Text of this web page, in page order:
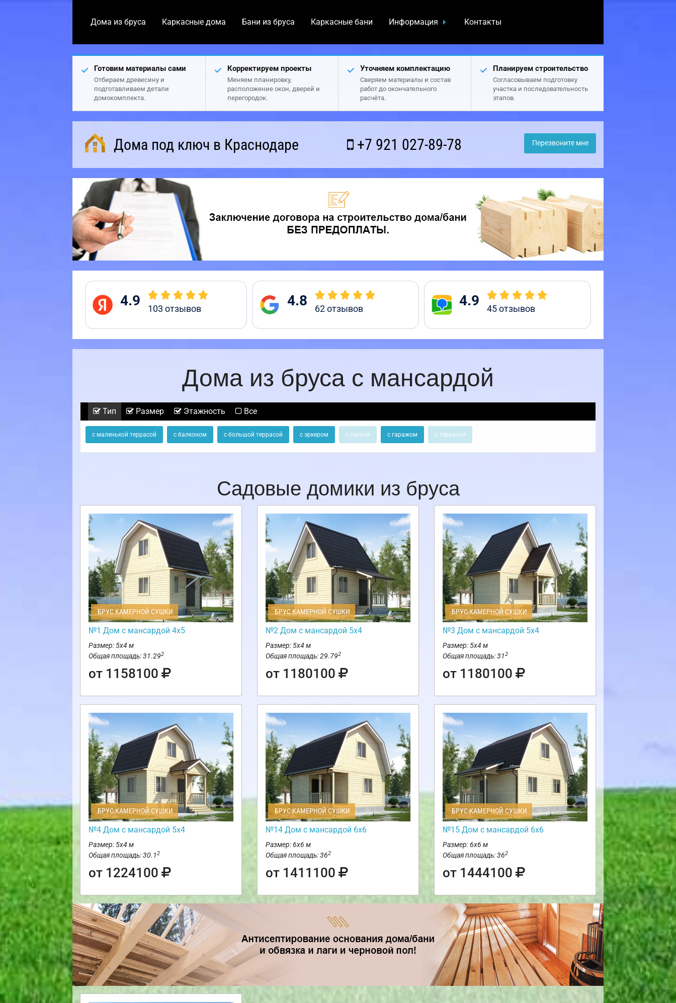
Дома из бруса Каркасные дома Бани из бруса Каркасные бани Информация Контакты
Готовим материалы сами
Отбираем древесину и
подготавливаем детали
домокомплекта.
Корректируем проекты
Меняем планировку,
расположение окон, дверей и
перегородок.
Уточняем комплектацию
Сверяем материалы и состав
работ до окончательного
расчёта.
Планируем строительство
Согласовываем подготовку
участка и последовательность
этапов.
Дома под ключ в Краснодаре +7 921 027-89-78 Перезвоните мне
4.9 103 отзывов 4.8 62отзывов 4.9 45отзывов
Дома из бруса с мансардой
Тип Размер Этажность Все
с маленькой террасой с балконом с большой террасой с эркером с сауной с гаражом с террасой
Садовые домики из бруса
БРУС КАМЕРНОЙ СУШКИ
№1 Дом с мансардой 4х5
Размер: 5х4 м
Общая площадь: 31.292
от 1158100
БРУС КАМЕРНОЙ СУШКИ
№2 Дом с мансардой 5х4
Размер: 5х4 м
Общая площадь: 29.792
от 1180100
БРУС КАМЕРНОЙ СУШКИ
№3 Дом с мансардой 5х4
Размер: 5х4 м
Общая площадь: 312
от 1180100
БРУС КАМЕРНОЙ СУШКИ
№4 Дом с мансардой 5х4
Размер: 5х4 м
Общая площадь: 30.12
от 1224100
БРУС КАМЕРНОЙ СУШКИ
№14 Дом с мансардой 6х6
Размер: 6х6 м
Общая площадь: 362
от 1411100
БРУС КАМЕРНОЙ СУШКИ
№15 Дом с мансардой 6х6
Размер: 6х6 м
Общая площадь: 362
от 1444100